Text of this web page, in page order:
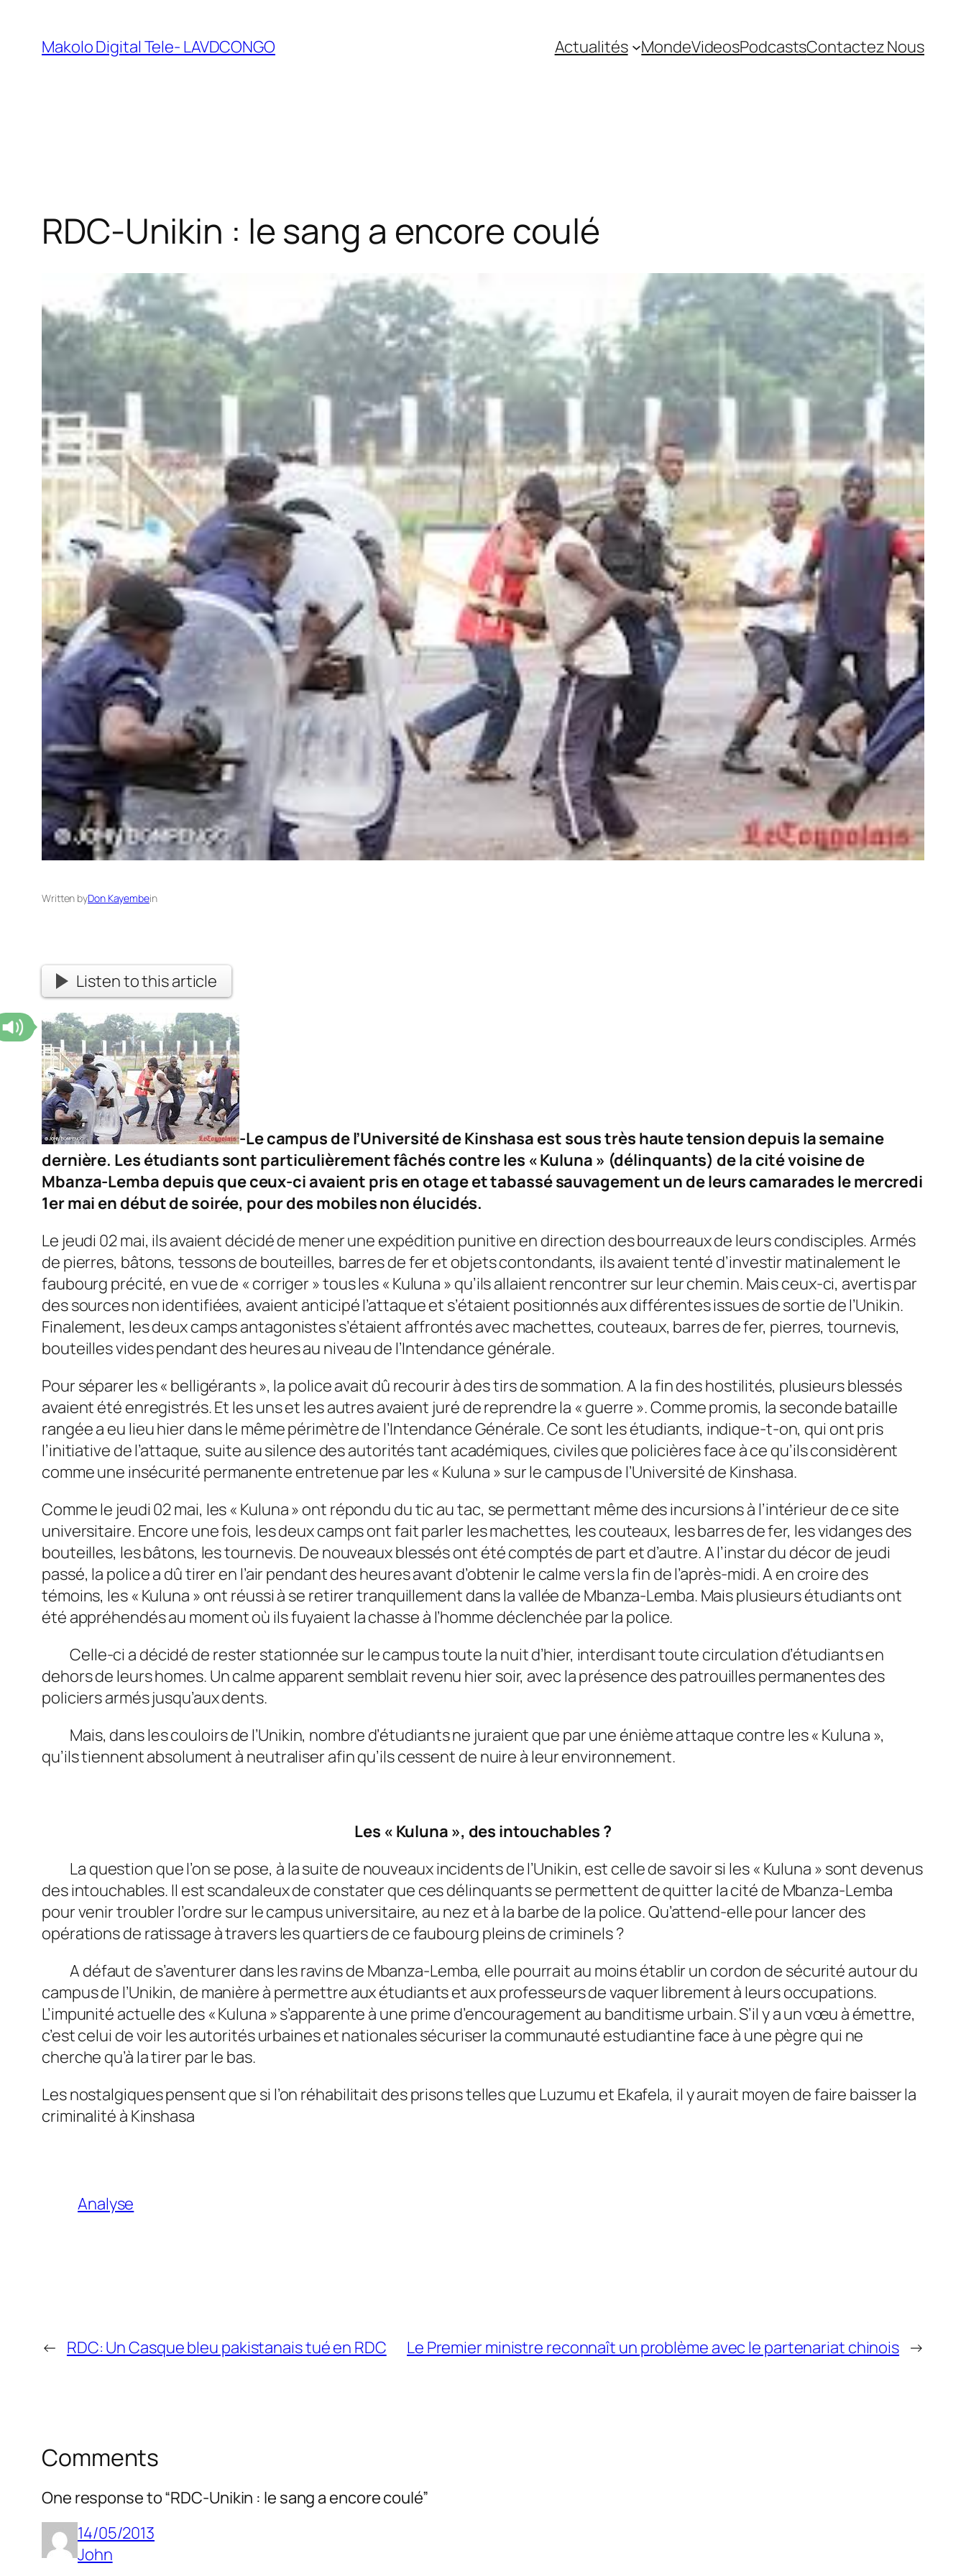
Makolo Digital Tele- LAVDCONGO Actualités MondeVideosPodcastsContactez Nous
RDC-Unikin : le sang a encore coulé
Written byDon Kayembein
Listen to this article
-Le campus de l’Université de Kinshasa est sous très haute tension depuis la semaine
dernière. Les étudiants sont particulièrement fâchés contre les « Kuluna » (délinquants) de la cité voisine de
Mbanza-Lemba depuis que ceux-ci avaient pris en otage et tabassé sauvagement un de leurs camarades le mercredi
1er mai en début de soirée, pour des mobiles non élucidés.
Le jeudi 02 mai, ils avaient décidé de mener une expédition punitive en direction des bourreaux de leurs condisciples. Armés
de pierres, bâtons, tessons de bouteilles, barres de fer et objets contondants, ils avaient tenté d’investir matinalement le
faubourg précité, en vue de « corriger » tous les « Kuluna » qu’ils allaient rencontrer sur leur chemin. Mais ceux-ci, avertis par
des sources non identifiées, avaient anticipé l’attaque et s’étaient positionnés aux différentes issues de sortie de l’Unikin.
Finalement, les deux camps antagonistes s’étaient affrontés avec machettes, couteaux, barres de fer, pierres, tournevis,
bouteilles vides pendant des heures au niveau de l’Intendance générale.
Pour séparer les « belligérants », la police avait dû recourir à des tirs de sommation. A la fin des hostilités, plusieurs blessés
avaient été enregistrés. Et les uns et les autres avaient juré de reprendre la « guerre ». Comme promis, la seconde bataille
rangée a eu lieu hier dans le même périmètre de l’Intendance Générale. Ce sont les étudiants, indique-t-on, qui ont pris
l’initiative de l’attaque, suite au silence des autorités tant académiques, civiles que policières face à ce qu’ils considèrent
comme une insécurité permanente entretenue par les « Kuluna » sur le campus de l’Université de Kinshasa.
Comme le jeudi 02 mai, les « Kuluna » ont répondu du tic au tac, se permettant même des incursions à l’intérieur de ce site
universitaire. Encore une fois, les deux camps ont fait parler les machettes, les couteaux, les barres de fer, les vidanges des
bouteilles, les bâtons, les tournevis. De nouveaux blessés ont été comptés de part et d’autre. A l’instar du décor de jeudi
passé, la police a dû tirer en l’air pendant des heures avant d’obtenir le calme vers la fin de l’après-midi. A en croire des
témoins, les « Kuluna » ont réussi à se retirer tranquillement dans la vallée de Mbanza-Lemba. Mais plusieurs étudiants ont
été appréhendés au moment où ils fuyaient la chasse à l’homme déclenchée par la police.
Celle-ci a décidé de rester stationnée sur le campus toute la nuit d’hier, interdisant toute circulation d’étudiants en
dehors de leurs homes. Un calme apparent semblait revenu hier soir, avec la présence des patrouilles permanentes des
policiers armés jusqu’aux dents.
Mais, dans les couloirs de l’Unikin, nombre d’étudiants ne juraient que par une énième attaque contre les « Kuluna »,
qu’ils tiennent absolument à neutraliser afin qu’ils cessent de nuire à leur environnement.
Les « Kuluna », des intouchables ?
La question que l’on se pose, à la suite de nouveaux incidents de l’Unikin, est celle de savoir si les « Kuluna » sont devenus
des intouchables. Il est scandaleux de constater que ces délinquants se permettent de quitter la cité de Mbanza-Lemba
pour venir troubler l’ordre sur le campus universitaire, au nez et à la barbe de la police. Qu’attend-elle pour lancer des
opérations de ratissage à travers les quartiers de ce faubourg pleins de criminels ?
A défaut de s’aventurer dans les ravins de Mbanza-Lemba, elle pourrait au moins établir un cordon de sécurité autour du
campus de l’Unikin, de manière à permettre aux étudiants et aux professeurs de vaquer librement à leurs occupations.
L’impunité actuelle des « Kuluna » s’apparente à une prime d’encouragement au banditisme urbain. S’il y a un vœu à émettre,
c’est celui de voir les autorités urbaines et nationales sécuriser la communauté estudiantine face à une pègre qui ne
cherche qu’à la tirer par le bas.
Les nostalgiques pensent que si l’on réhabilitait des prisons telles que Luzumu et Ekafela, il y aurait moyen de faire baisser la
criminalité à Kinshasa
Analyse
← RDC: Un Casque bleu pakistanais tué en RDC Le Premier ministre reconnaît un problème avec le partenariat chinois →
Comments
One response to “RDC-Unikin : le sang a encore coulé”
14/05/2013
John